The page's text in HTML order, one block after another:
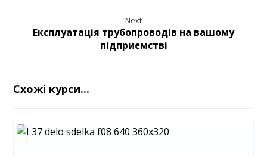
Next
Експлуатація трубопроводів на вашому
підприємстві
Схожі курси...